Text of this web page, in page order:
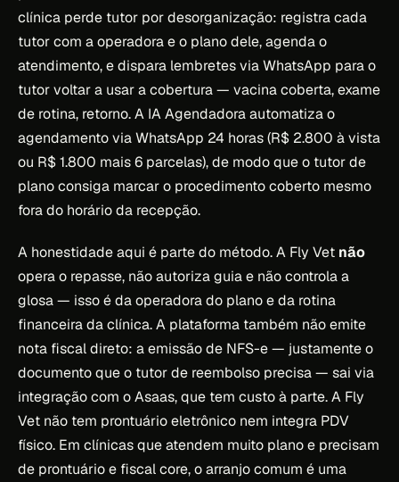
clínica perde tutor por desorganização: registra cada
tutor com a operadora e o plano dele, agenda o
atendimento, e dispara lembretes via WhatsApp para o
tutor voltar a usar a cobertura — vacina coberta, exame
de rotina, retorno. A IA Agendadora automatiza o
agendamento via WhatsApp 24 horas (R$ 2.800 à vista
ou R$ 1.800 mais 6 parcelas), de modo que o tutor de
plano consiga marcar o procedimento coberto mesmo
fora do horário da recepção.
A honestidade aqui é parte do método. A Fly Vet não
opera o repasse, não autoriza guia e não controla a
glosa — isso é da operadora do plano e da rotina
financeira da clínica. A plataforma também não emite
nota fiscal direto: a emissão de NFS-e — justamente o
documento que o tutor de reembolso precisa — sai via
integração com o Asaas, que tem custo à parte. A Fly
Vet não tem prontuário eletrônico nem integra PDV
físico. Em clínicas que atendem muito plano e precisam
de prontuário e fiscal core, o arranjo comum é uma